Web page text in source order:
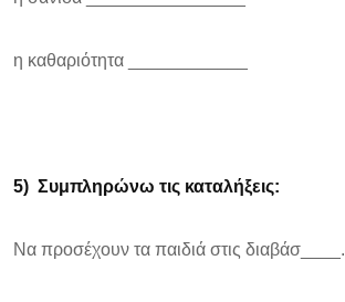
η καθαριότητα ____________
5) Συμπληρώνω τις καταλήξεις:
Να προσέχουν τα παιδιά στις διαβάσ____.